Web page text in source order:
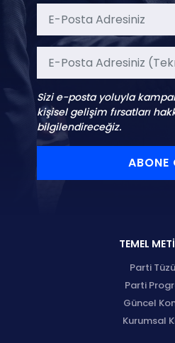
Sizi e-posta yoluyla
kişisel gelişim fırsatları
bilgilendireceğiz.
ABONE
TEMEL
Parti
Parti
Güncel
Kurumsal